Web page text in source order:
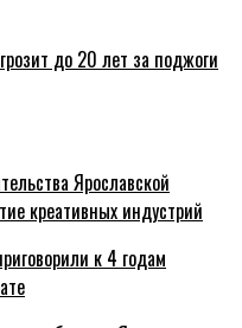
до 20 лет за поджоги
Ярославской
креативных индустрий
к 4 годам